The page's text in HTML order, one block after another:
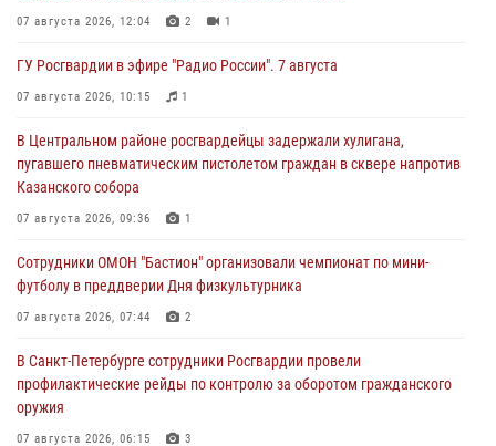
07 августа 2026, 12:04 2 1
ГУ Росгвардии в эфире "Радио России". 7 августа
07 августа 2026, 10:15 1
В Центральном районе росгвардейцы задержали хулигана,
пугавшего пневматическим пистолетом граждан в сквере напротив
Казанского собора
07 августа 2026, 09:36 1
Сотрудники ОМОН "Бастион" организовали чемпионат по мини-
футболу в преддверии Дня физкультурника
07 августа 2026, 07:44 2
В Санкт-Петербурге сотрудники Росгвардии провели
профилактические рейды по контролю за оборотом гражданского
оружия
07 августа 2026, 06:15 3